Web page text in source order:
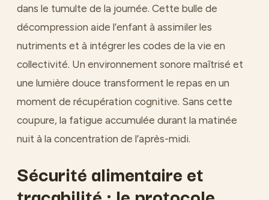
dans le tumulte de la journée. Cette bulle de
décompression aide l’enfant à assimiler les
nutriments et à intégrer les codes de la vie en
collectivité. Un environnement sonore maîtrisé et
une lumière douce transforment le repas en un
moment de récupération cognitive. Sans cette
coupure, la fatigue accumulée durant la matinée
nuit à la concentration de l’après-midi.
Sécurité alimentaire et